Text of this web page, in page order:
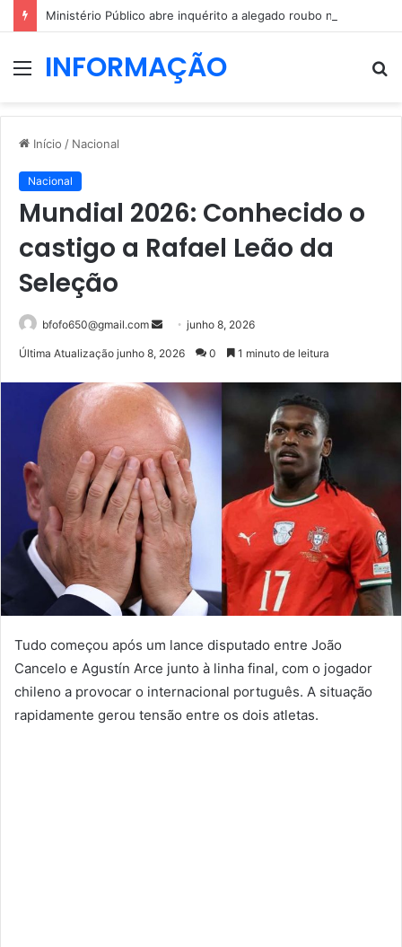
MenuINFORMAÇÃO
Início / Nacional
Nacional
Mundial 2026: Conhecido o
castigo a Rafael Leão da
Seleção
bfofo650@gmail.com
Mande
mail
junho 8, 2026
Última Atualização junho 8, 2026 0 1 minuto de leitura
Tudo começou após um lance disputado entre João
Cancelo e Agustín Arce junto à linha final, com o jogador
chileno a provocar o internacional português. A situação
rapidamente gerou tensão entre os dois atletas.